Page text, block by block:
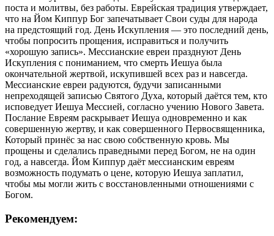
поста и молитвы, без работы. Еврейская традиция утверждает,
что на Йом Киппур Бог запечатывает Свои суды для народа
на предстоящий год. День Искупления — это последний день,
чтобы попросить прощения, исправиться и получить
«хорошую запись». Мессианские евреи празднуют День
Искупления с пониманием, что смерть Иешуа была
окончательной жертвой, искупившей всех раз и навсегда.
Мессианские евреи радуются, будучи записанными
непреходящей записью Святого Духа, который даётся тем, кто
исповедует Иешуа Мессией, согласно учению Нового Завета.
Послание Евреям раскрывает Иешуа одновременно и как
совершенную жертву, и как совершенного Первосвященника,
Который принёс за нас свою собственную кровь. Мы
прощены и сделались праведными перед Богом, не на один
год, а навсегда. Йом Киппур даёт мессианским евреям
возможность подумать о цене, которую Иешуа заплатил,
чтобы мы могли жить с восстановленными отношениями с
Богом.
Рекомендуем: